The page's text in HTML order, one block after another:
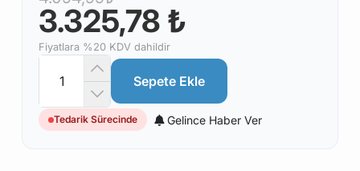
3.325,78 ₺
Fiyatlara %20 KDV dahildir
Sepete Ekle
Tedarik Sürecinde Gelince Haber Ver